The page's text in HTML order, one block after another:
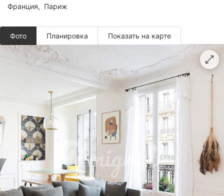
Франция Париж
Фото Планировкa Показать на карте